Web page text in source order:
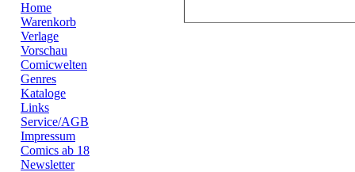
Home
Warenkorb
Verlage
Vorschau
Comicwelten
Genres
Kataloge
Links
Service/AGB
Impressum
Comics ab 18
Newsletter